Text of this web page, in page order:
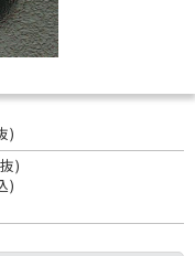
)
)
)